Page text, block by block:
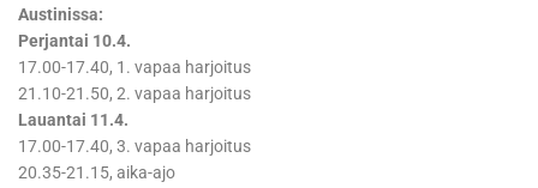
Austinissa:
Perjantai 10.4.
17.00-17.40, 1. vapaa harjoitus
21.10-21.50, 2. vapaa harjoitus
Lauantai 11.4.
17.00-17.40, 3. vapaa harjoitus
20.35-21.15, aika-ajo